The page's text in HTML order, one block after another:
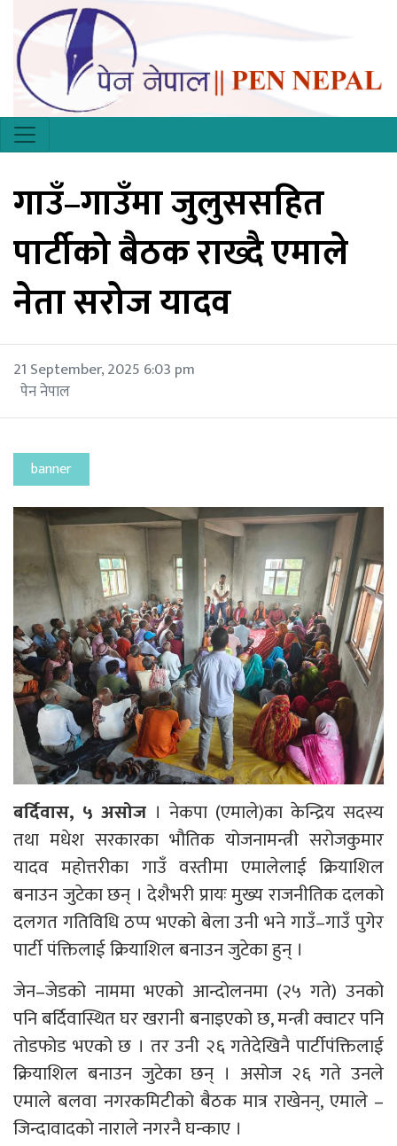
गाउँ–गाउँमा जुलुससहित
पार्टीको बैठक राख्दै एमाले
नेता सरोज यादव
21 September, 2025 6:03 pm
पेन नेपाल
banner
बर्दिवास, ५ असोज । नेकपा (एमाले)का केन्द्रिय सदस्य
तथा मधेश सरकारका भौतिक योजनामन्त्री सरोजकुमार
यादव महोत्तरीका गाउँ वस्तीमा एमालेलाई क्रियाशिल
बनाउन जुटेका छन् । देशैभरी प्रायः मुख्य राजनीतिक दलको
दलगत गतिविधि ठप्प भएको बेला उनी भने गाउँ–गाउँ पुगेर
पार्टी पंक्तिलाई क्रियाशिल बनाउन जुटेका हुन् ।
जेन–जेडको नाममा भएको आन्दोलनमा (२५ गते) उनको
पनि बर्दिवास्थित घर खरानी बनाइएको छ, मन्त्री क्वाटर पनि
तोडफोड भएको छ । तर उनी २६ गतेदेखिनै पार्टीपंक्तिलाई
क्रियाशिल बनाउन जुटेका छन् । असोज २६ गते उनले
एमाले बलवा नगरकमिटीको बैठक मात्र राखेनन्, एमाले –
जिन्दावादको नाराले नगरनै घन्काए ।